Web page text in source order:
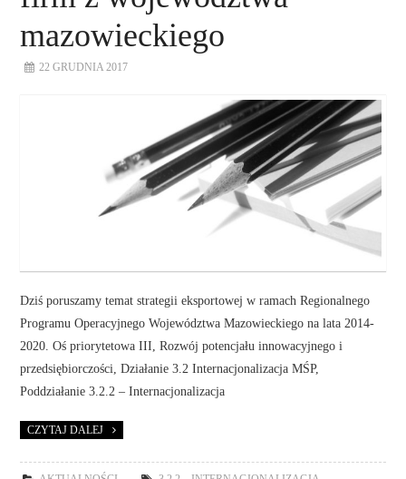
mazowieckiego
22 GRUDNIA 2017
Dziś poruszamy temat strategii eksportowej w ramach Regionalnego
Programu Operacyjnego Województwa Mazowieckiego na lata 2014-
2020. Oś priorytetowa III, Rozwój potencjału innowacyjnego i
przedsiębiorczości, Działanie 3.2 Internacjonalizacja MŚP,
Poddziałanie 3.2.2 – Internacjonalizacja
CZYTAJ DALEJ